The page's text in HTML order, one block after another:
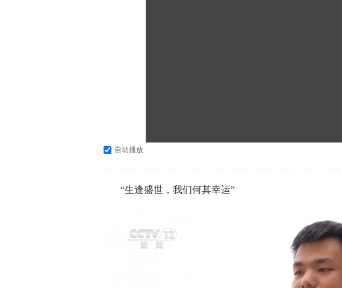
自动播放
“生逢盛世，我们何其幸运”